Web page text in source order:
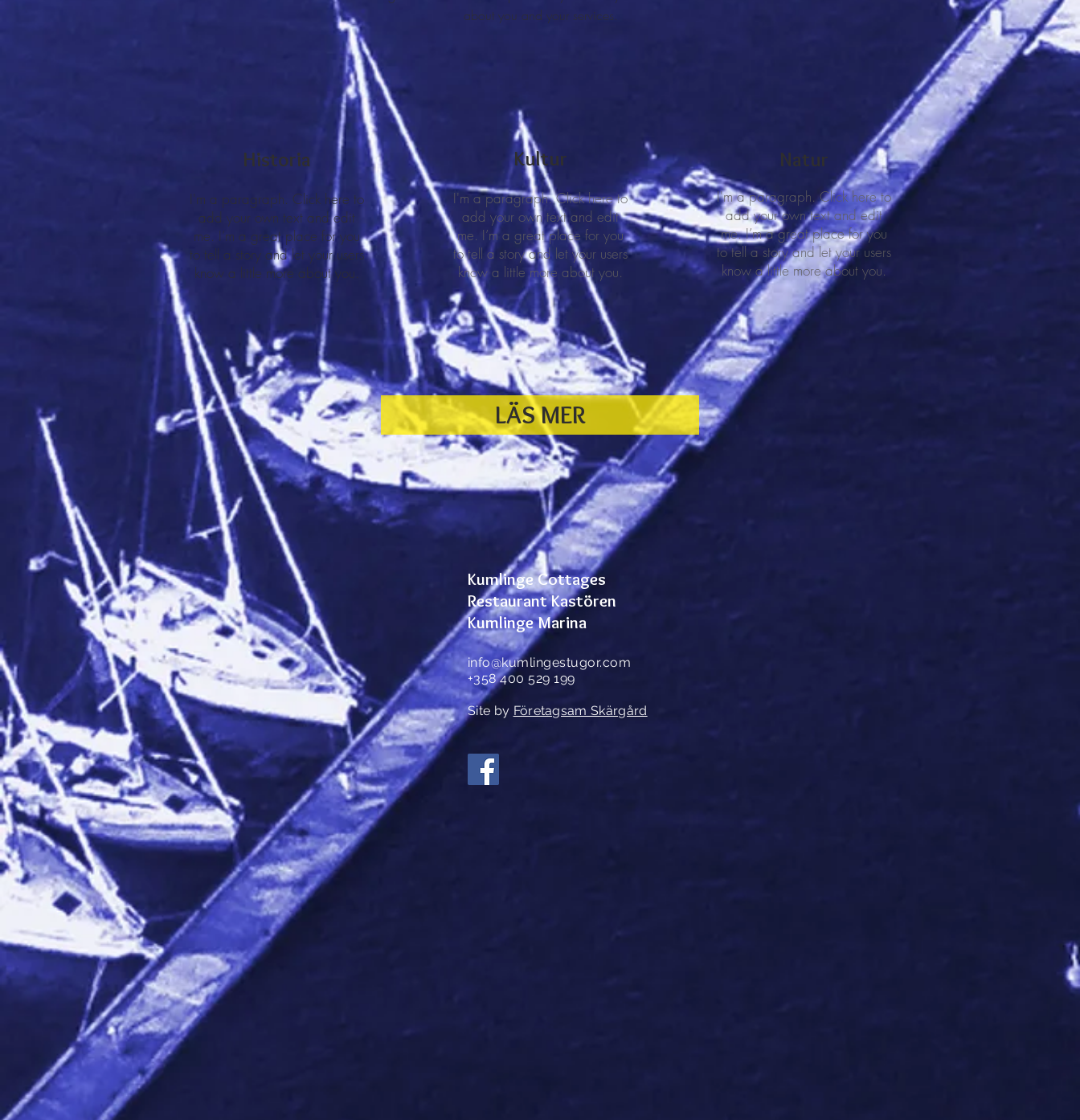
Natur
I'm a paragraph. Click here to
add your own text and edit
me. I’m a great place for you
to tell a story and let your users
know a little more about you.
Historia
I'm a paragraph. Click here to
add your own text and edit
me. I’m a great place for you
to tell a story and let your users
know a little more about you.
Kultur
I'm a paragraph. Click here to
add your own text and edit
me. I’m a great place for you
to tell a story and let your users
know a little more about you.
about you and your services.
LÄS MER
Kumlinge Cottages
Restaurant Kastören
Kumlinge Marina
info@kumlingestugor.com
+358 400 529 199
Site by Företagsam Skärgård